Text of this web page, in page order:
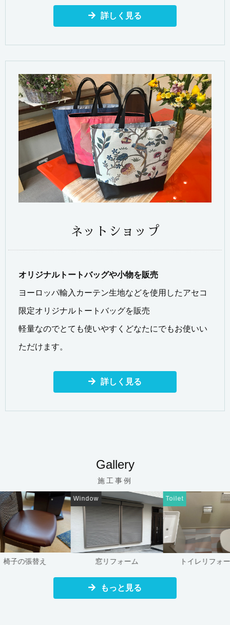
詳しく見る
ネットショップ
オリジナルトートバッグや小物を販売
ヨーロッパ輸入カーテン生地などを使用したアセコ
限定オリジナルトートバッグを販売
軽量なのでとても使いやすくどなたにでもお使いい
ただけます。
詳しく見る
Gallery
施工事例
張替え
Window
窓リフォーム
Toilet
トイレリフォーム
もっと見る